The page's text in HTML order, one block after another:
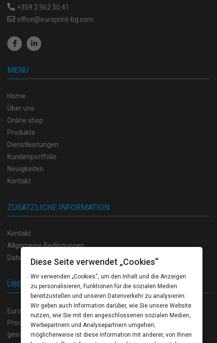
+359 2 962 50 41
office@europrint-bg.com
MENÜ
Home
Über uns
Online shop
Produkte
Dienstleistungen
Kundenportfolio
Neuigkeiten
Kontakt
ZUSÄTZLICHE INFORMATION
Kontakt
Allgemeine Bedingungen
Datenschutzvorschriften
ÜBER UNS
Europrint Bulgarien bietet eine breite Palette von hochwertigen
Produkten auf dem Gebiet der Polygraphie, sowie einen völlig
geschlossenen Zyklus der Produktion von der kreativen
Diese Seite verwendet „Cookies“
Wir verwenden „Cookies“, um den Inhalt und die Anzeigen
zu personalisieren, Funktionen für die sozialen Medien
bereitzustellen und unseren Datenverkehr zu analysieren.
Wir geben auch Information darüber, wie Sie unsere Website
nutzen, wie Sie mit den angeschlossenen sozialen Medien,
Werbepartnern und Analysepartnern umgehen;
möglicherweise ist diese Information mit anderer, von Ihnen